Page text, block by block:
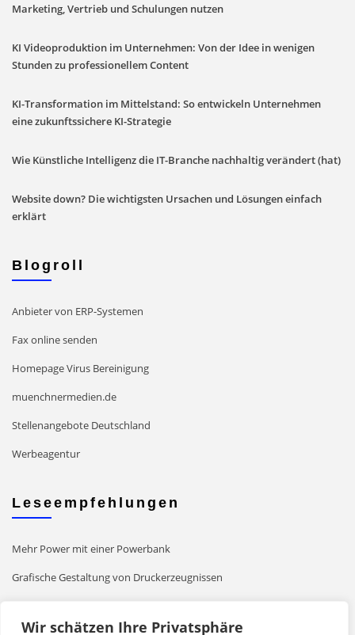
Wir schätzen Ihre Privatsphäre
Marketing, Vertrieb und Schulungen nutzen
KI Videoproduktion im Unternehmen: Von der Idee in wenigen
Stunden zu professionellem Content
KI-Transformation im Mittelstand: So entwickeln Unternehmen
eine zukunftssichere KI-Strategie
Wie Künstliche Intelligenz die IT-Branche nachhaltig verändert (hat)
Website down? Die wichtigsten Ursachen und Lösungen einfach
erklärt
Blogroll
Anbieter von ERP-Systemen
Fax online senden
Homepage Virus Bereinigung
muenchnermedien.de
Stellenangebote Deutschland
Werbeagentur
Leseempfehlungen
Mehr Power mit einer Powerbank
Grafische Gestaltung von Druckerzeugnissen